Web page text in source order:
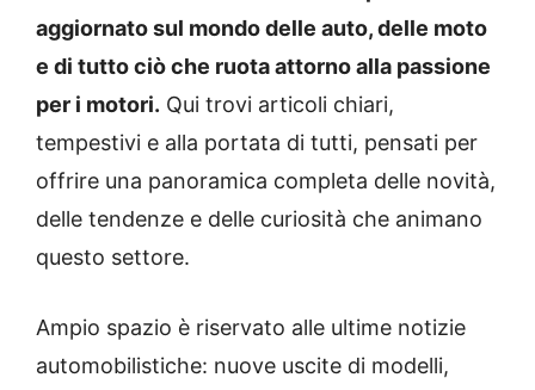
aggiornato sul mondo delle auto, delle moto
e di tutto ciò che ruota attorno alla passione
per i motori. Qui trovi articoli chiari,
tempestivi e alla portata di tutti, pensati per
offrire una panoramica completa delle novità,
delle tendenze e delle curiosità che animano
questo settore.
Ampio spazio è riservato alle ultime notizie
automobilistiche: nuove uscite di modelli,